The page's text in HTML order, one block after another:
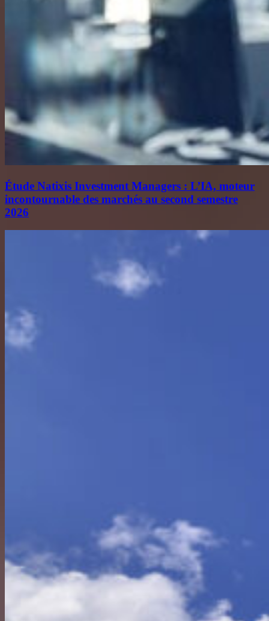
Étude Natixis Investment Managers : L’IA, moteur
incontournable des marchés au second semestre
2026